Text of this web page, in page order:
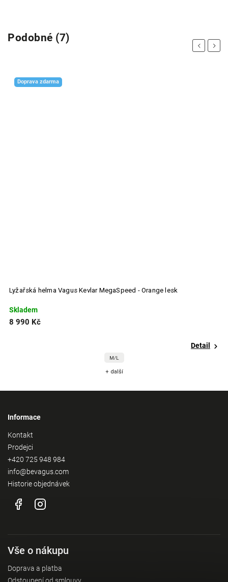
Podobné (7)
Previous
Doprava zdarma
Lyžařská helma Vagus Kevlar MegaSpeed - Orange lesk
Skladem
8 990 Kč
Detail
M/L
+ další
Next
Informace
Kontakt
Prodejci
+420 725 948 984
info@bevagus.com
Historie objednávek
Vše o nákupu
Doprava a platba
Odstoupení od smlouvy